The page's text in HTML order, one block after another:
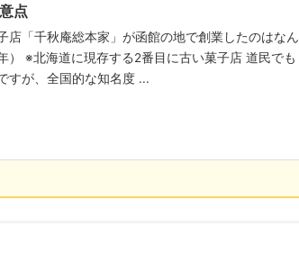
点
店「千秋庵総本家」が函館の地で創業したのはなん
） ※北海道に現存する2番目に古い菓子店 道民でも
すが、全国的な知名度 ...